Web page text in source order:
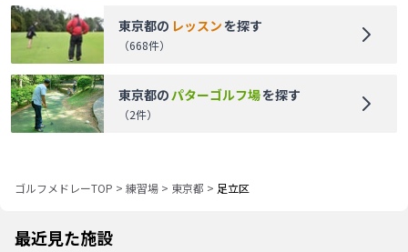
東京都の レッスンを探す
（668件）
東京都のパターゴルフ場を探す
（2件）
ゴルフメドレーTOP > 練習場 > 東京都 > 足立区
最近見た施設